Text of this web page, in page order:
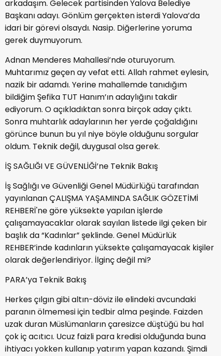
arkadaşım. Gelecek partisinden Yalova Belediye
Başkanı adayı. Gönlüm gerçekten isterdi Yalova’da
idari bir görevi olsaydı. Nasip. Diğerlerine yoruma
gerek duymuyorum.
Adnan Menderes Mahallesi’nde oturuyorum.
Muhtarımız geçen ay vefat etti. Allah rahmet eylesin,
nazik bir adamdı. Yerine mahallemde tanıdığım
bildiğim Şefika TUT Hanım’ın adaylığını takdir
ediyorum. O açıkladıktan sonra birçok aday çıktı.
Sonra muhtarlık adaylarının her yerde çoğaldığını
görünce bunun bu yıl niye böyle olduğunu sorgular
oldum. Teknik değil, duygusal olsa gerek.
İŞ SAĞLIĞI VE GÜVENLİĞİ’ne Teknik Bakış
İş Sağlığı ve Güvenliği Genel Müdürlüğü tarafından
yayınlanan ÇALIŞMA YAŞAMINDA SAĞLIK GÖZETİMİ
REHBERİ'ne göre yüksekte yapılan işlerde
çalışamayacaklar olarak sayılan listede ilgi çeken bir
başlık da “Kadınlar” şeklinde. Genel Müdürlük
REHBER’inde kadınların yüksekte çalışamayacak kişiler
olarak değerlendiriyor. İlginç değil mi?
PARA’ya Teknik Bakış
Herkes çılgın gibi altın-döviz ile elindeki avcundaki
paranın ölmemesi için tedbir alma peşinde. Faizden
uzak duran Müslümanların çaresizce düştüğü bu hal
çok iç acıtıcı. Ucuz faizli para kredisi olduğunda buna
ihtiyacı yokken kullanıp yatırım yapan kazandı. Şimdi